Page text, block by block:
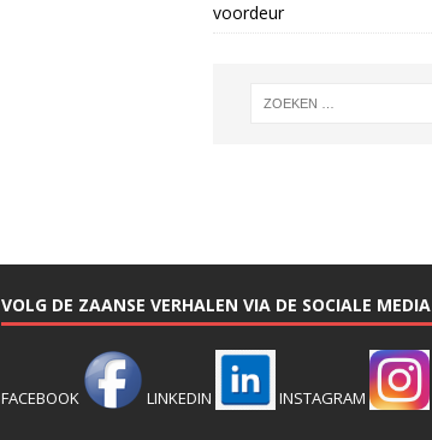
voordeur
VOLG DE ZAANSE VERHALEN VIA DE SOCIALE MEDIA
FACEBOOK LINKEDIN INSTAGRAM